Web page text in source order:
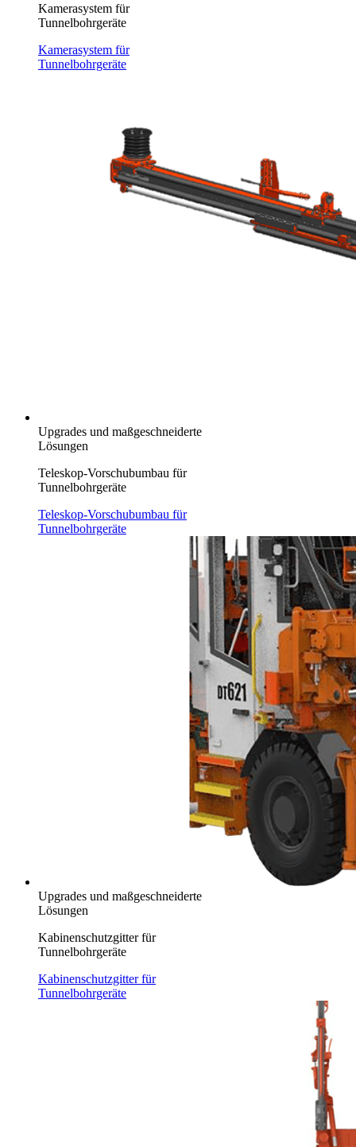
Kamerasystem für
Tunnelbohrgeräte
Kamerasystem für
Tunnelbohrgeräte
Upgrades und maßgeschneiderte
Lösungen
Teleskop-Vorschubumbau für
Tunnelbohrgeräte
Teleskop-Vorschubumbau für
Tunnelbohrgeräte
Upgrades und maßgeschneiderte
Lösungen
Kabinenschutzgitter für
Tunnelbohrgeräte
Kabinenschutzgitter für
Tunnelbohrgeräte